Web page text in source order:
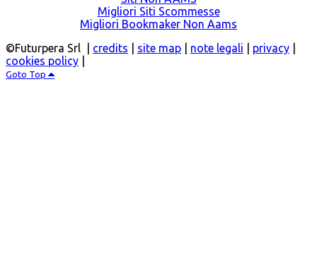
Migliori Siti Scommesse
Migliori Bookmaker Non Aams
©Futurpera Srl | credits site map note legali privacy
cookies policy
Goto Top